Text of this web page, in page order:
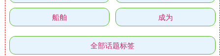
船舶 成为
全部话题标签